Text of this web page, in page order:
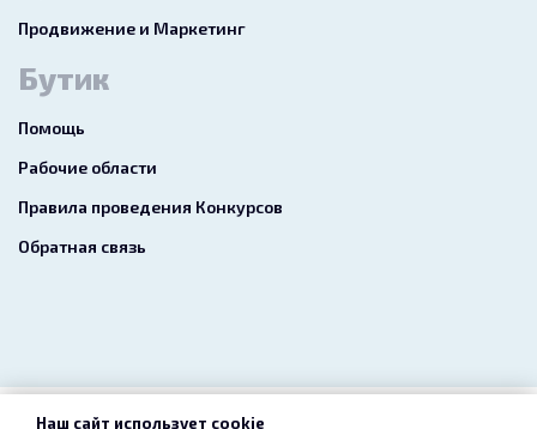
Продвижение и Маркетинг
Бутик
Помощь
Рабочие области
Правила проведения Конкурсов
Обратная связь
Наш сайт использует cookie